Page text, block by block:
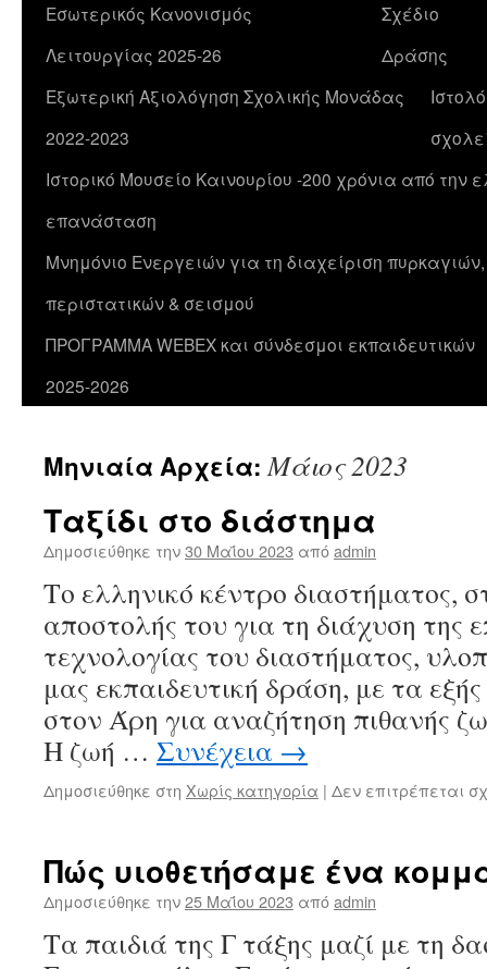
Εσωτερικός Κανονισμός
Λειτουργίας 2025-26
Σχέδιο
Δράσης
Εξωτερική Αξιολόγηση Σχολικής Μονάδας
2022-2023
Ιστορικό Μουσείο Καινουρίου -200 χρόνια από την
επανάσταση
Μνημόνιο Ενεργειών για τη διαχείριση
περιστατικών & σεισμού
ΠΡΟΓΡΑΜΜΑ WEBEX και σύνδεσμοι εκπαιδευτικών
2025-2026
Μηνιαία Αρχεία:Μάιος 2023
Ταξίδι στο διάστημα
Δημοσιεύθηκε την30 Μαΐου 2023 απόadmin
Το ελληνικό κέντρο διαστήματος,
αποστολής του για τη διάχυση της
τεχνολογίας του διαστήματος,
μας εκπαιδευτική δράση, με τα
στον Άρη για αναζήτηση πιθανής
Η ζωή … Συνέχεια →
Δημοσιεύθηκε στη Χωρίς κατηγορία | Δεν επιτρέπεται
Πώς υιοθετήσαμε ένα
Δημοσιεύθηκε την25 Μαΐου 2023 απόadmin
Τα παιδιά της Γ τάξης μαζί με τη